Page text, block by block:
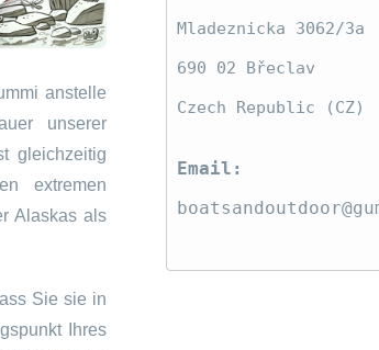
anstelle
unserer
gleichzeitig
extremen
Alaskas als
Sie sie in
Ihres
Mladeznicka 3062/3a
690 02 Břeclav
Czech Republic (CZ)
Email: